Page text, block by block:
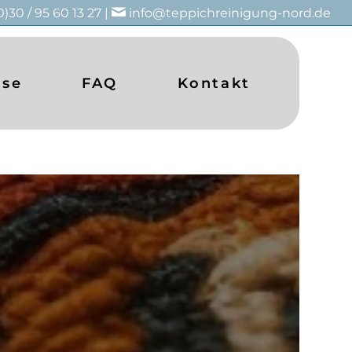
/ 95 60 13 27 | info@teppichreinigung-nord.de
FAQ Kontakt